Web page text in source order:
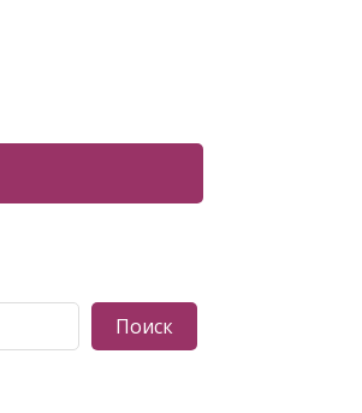
Поиск